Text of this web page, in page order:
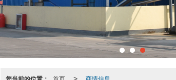
首页 商情信息